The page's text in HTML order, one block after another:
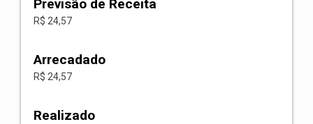
Previsão de Receita
R$ 24,57
Arrecadado
R$ 24,57
Realizado